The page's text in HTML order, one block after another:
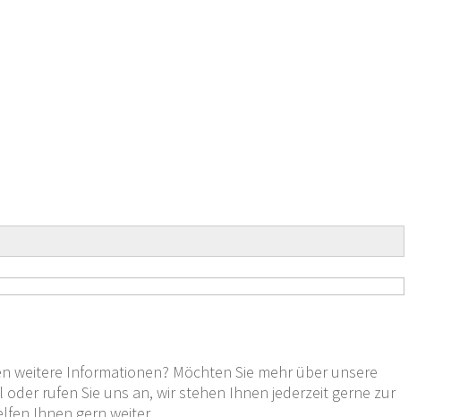
weitere Informationen? Möchten Sie mehr über unsere
rufen Sie uns an, wir stehen Ihnen jederzeit gerne zur
Ihnen gern weiter.